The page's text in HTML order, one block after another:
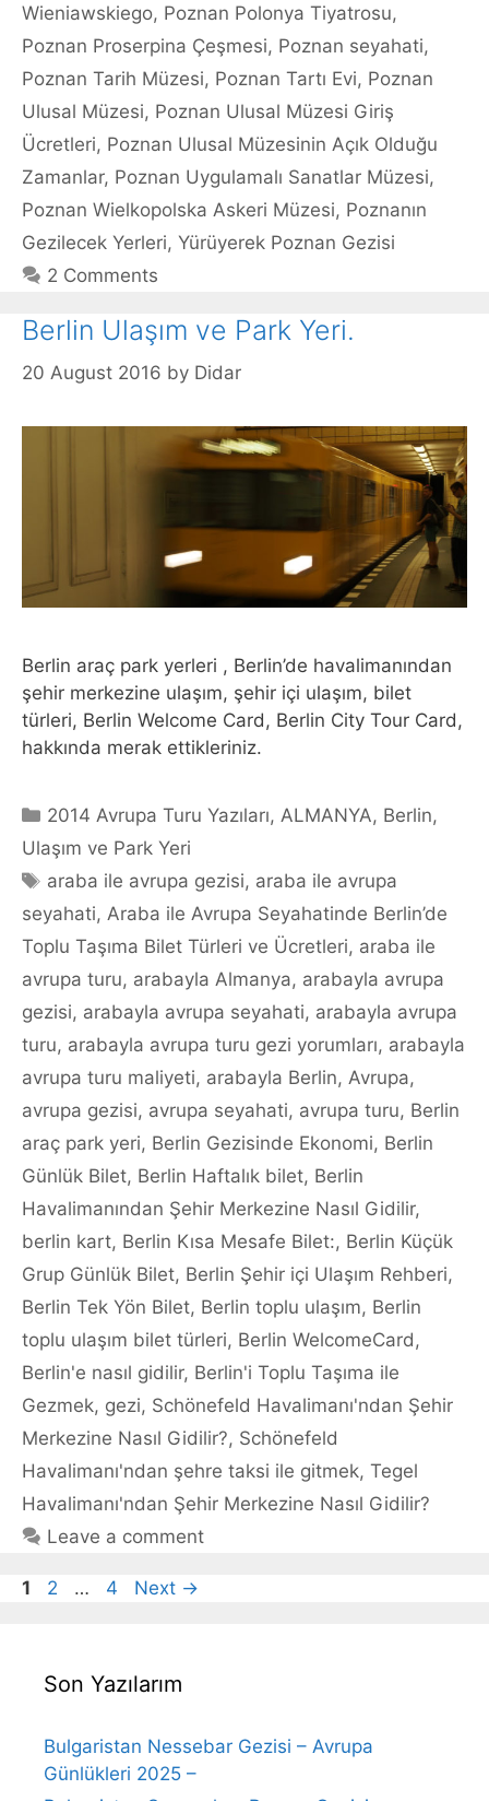
Wieniawskiego, Poznan Polonya Tiyatrosu,
Poznan Proserpina Çeşmesi, Poznan seyahati,
Poznan Tarih Müzesi, Poznan Tartı Evi, Poznan
Ulusal Müzesi, Poznan Ulusal Müzesi Giriş
Ücretleri, Poznan Ulusal Müzesinin Açık Olduğu
Zamanlar, Poznan Uygulamalı Sanatlar Müzesi,
Poznan Wielkopolska Askeri Müzesi, Poznanın
Gezilecek Yerleri, Yürüyerek Poznan Gezisi
2 Comments
Berlin Ulaşım ve Park Yeri.
20 August 2016 by Didar
Berlin araç park yerleri , Berlin’de havalimanından
şehir merkezine ulaşım, şehir içi ulaşım, bilet
türleri, Berlin Welcome Card, Berlin City Tour Card,
hakkında merak ettikleriniz.
Categories
2014 Avrupa Turu Yazıları, ALMANYA, Berlin,
Ulaşım ve Park Yeri
Tags
araba ile avrupa gezisi, araba ile avrupa
seyahati, Araba ile Avrupa Seyahatinde Berlin’de
Toplu Taşıma Bilet Türleri ve Ücretleri, araba ile
avrupa turu, arabayla Almanya, arabayla avrupa
gezisi, arabayla avrupa seyahati, arabayla avrupa
turu, arabayla avrupa turu gezi yorumları, arabayla
avrupa turu maliyeti, arabayla Berlin, Avrupa,
avrupa gezisi, avrupa seyahati, avrupa turu, Berlin
araç park yeri, Berlin Gezisinde Ekonomi, Berlin
Günlük Bilet, Berlin Haftalık bilet, Berlin
Havalimanından Şehir Merkezine Nasıl Gidilir,
berlin kart, Berlin Kısa Mesafe Bilet:, Berlin Küçük
Grup Günlük Bilet, Berlin Şehir içi Ulaşım Rehberi,
Berlin Tek Yön Bilet, Berlin toplu ulaşım, Berlin
toplu ulaşım bilet türleri, Berlin WelcomeCard ,
Berlin'e nasıl gidilir, Berlin'i Toplu Taşıma ile
Gezmek, gezi, Schönefeld Havalimanı'ndan Şehir
Merkezine Nasıl Gidilir?, Schönefeld
Havalimanı'ndan şehre taksi ile gitmek, Tegel
Havalimanı'ndan Şehir Merkezine Nasıl Gidilir?
Leave a comment
Page
1 Page
2 … Page
4 Next →
Son Yazılarım
Bulgaristan Nessebar Gezisi – Avrupa
Günlükleri 2025 –